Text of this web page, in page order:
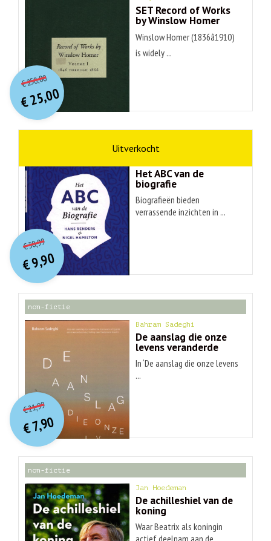
SET Record of Works
by Winslow Homer
Winslow Homer (1836â1910)
is widely ...
€250,00O
orspr
onkelijke
prijs
was:
€ 250,00.
€25,00
Huidige
prijs
is:
€ 25,00.
Het ABC van de
biografie
Biografieën bieden
verrassende inzichten in ...
€30,99O
orspr
onkelijke
prijs
was:
€ 30,99.
€9,90
Huidige
prijs
is:
€ 9,90.
non-fictie
Bahram Sadeghi
De aanslag die onze
levens veranderde
In ‘De aanslag die onze levens
...
€21,99O
orspr
onkelijke
prijs
was:
€ 21,99.
€7,90
Huidige
prijs
is:
€ 7,90.
non-fictie
Jan Hoedeman
De achilleshiel van de
koning
Waar Beatrix als koningin
actief deelnam aan de ...